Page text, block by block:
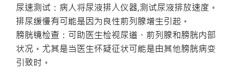
尿速测试：病人将尿液排入仪器,测试尿液排放速度。
排尿缓慢有可能是因为良性前列腺增生引起。
膀胱镜检查：可助医生检视尿道、前列腺和膀胱内部
状况。尤其是当医生怀疑征状可能是由其他膀胱病变
引致时。